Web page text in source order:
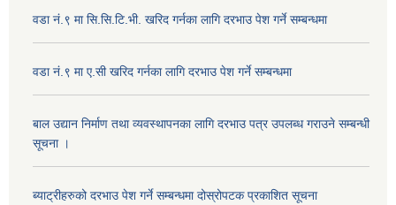
वडा नं.९ मा सि.सि.टि.भी. खरिद गर्नका लागि दरभाउ पेश गर्ने सम्बन्धमा
वडा नं.९ मा ए.सी खरिद गर्नका लागि दरभाउ पेश गर्ने सम्बन्धमा
बाल उद्यान निर्माण तथा व्यवस्थापनका लागि दरभाउ पत्र उपलब्ध गराउने सम्बन्धी
सूचना ।
ब्याट्रीहरुको दरभाउ पेश गर्ने सम्बन्धमा दोस्रोपटक प्रकाशित सूचना